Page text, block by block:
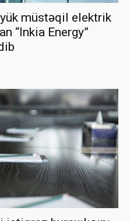
müstəqil elektrik
“Inkia Energy”